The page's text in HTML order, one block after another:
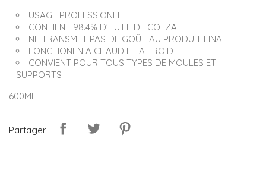
USAGE PROFESSIONEL
CONTIENT 98.4% D'HUILE DE COLZA
NE TRANSMET PAS DE GOÛT AU PRODUIT FINAL
FONCTIONEN A CHAUD ET A FROID
CONVIENT POUR TOUS TYPES DE MOULES ET
SUPPORTS
600ML
Partager